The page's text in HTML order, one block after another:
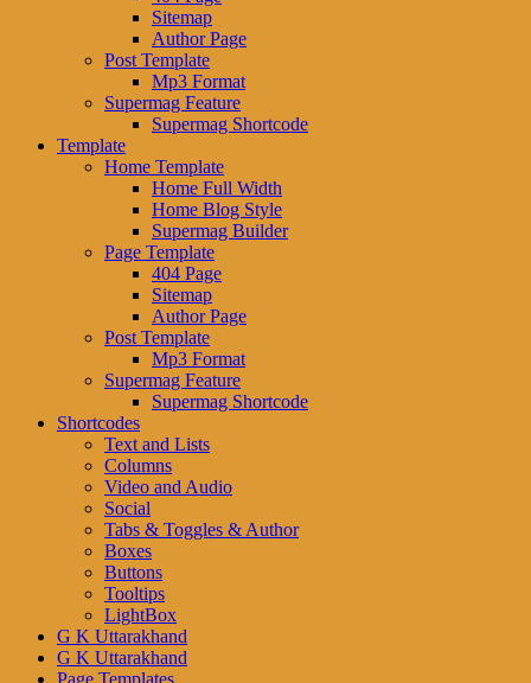
Sitemap
Author Page
Post Template
Mp3 Format
Supermag Feature
Supermag Shortcode
Template
Home Template
Home Full Width
Home Blog Style
Supermag Builder
Page Template
404 Page
Sitemap
Author Page
Post Template
Mp3 Format
Supermag Feature
Supermag Shortcode
Shortcodes
Text and Lists
Columns
Video and Audio
Social
Tabs & Toggles & Author
Boxes
Buttons
Tooltips
LightBox
G K Uttarakhand
G K Uttarakhand
Page Templates